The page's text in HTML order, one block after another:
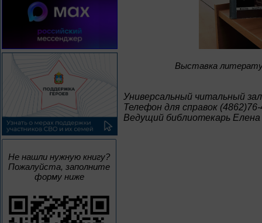
Не нашли нужную книгу?
Пожалуйста, заполните
форму ниже
Bыставка
Универсальный читальный зал
Телефон для справок
Ведущий библиотекарь Елена